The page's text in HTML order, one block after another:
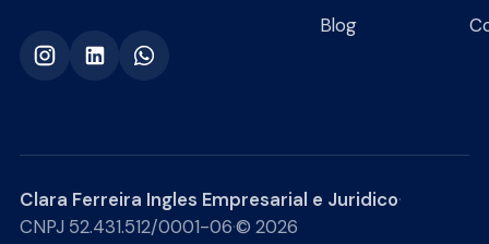
Blog
Clara Ferreira Ingles Empresarial e Juridico·
CNPJ 52.431.512/0001-06·© 2026